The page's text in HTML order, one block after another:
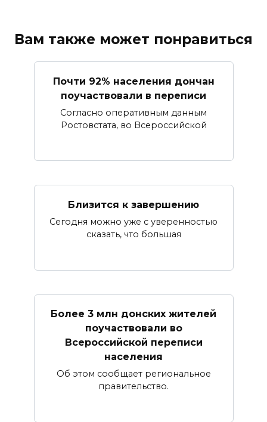
Вам также может понравиться
Почти 92% населения дончан
поучаствовали в переписи
Согласно оперативным данным
Ростовстата, во Всероссийской
Близится к завершению
Сегодня можно уже с уверенностью
сказать, что большая
Более 3 млн донских жителей
поучаствовали во
Всероссийской переписи
населения
Об этом сообщает региональное
правительство.